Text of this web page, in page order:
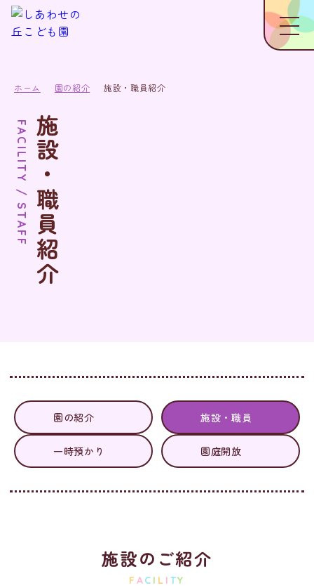
ホーム 園の紹介 施設・職員紹介
施設・職員紹介
FACILITY / STAFF
園の紹介 施設・職員
一時預かり 園庭開放
施設のご紹介
F AC I L I TY